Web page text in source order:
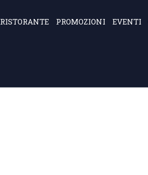
RISTORANTE PROMOZIONI EVENTI